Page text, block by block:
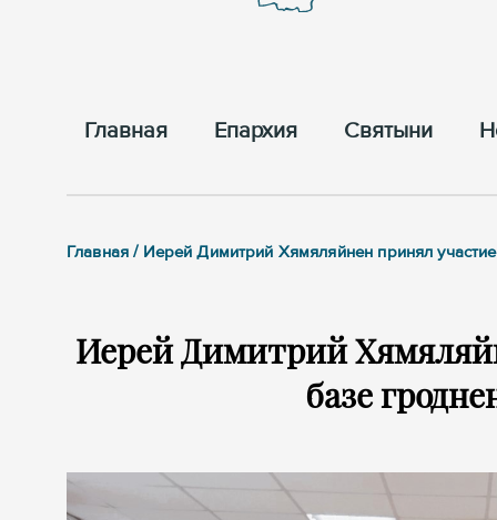
Главная Епархия Cвятыни
Главная / Иерей Димитрий Хямяляйнен принял
Иерей Димитрий
базе